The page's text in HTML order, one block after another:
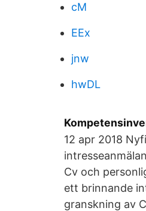
cM
EEx
jnw
hwDL
12 apr 2018
Cv och
ett brinnande
granskning av